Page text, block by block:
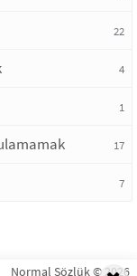
22
4
1
17
7
Normal Sözlük © 2026